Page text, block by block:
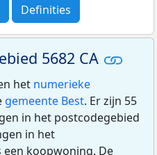
Definities
5682 CA
het numerieke
gemeente Best. Er zijn 55
in het postcodegebied
in het
een koopwoning. De